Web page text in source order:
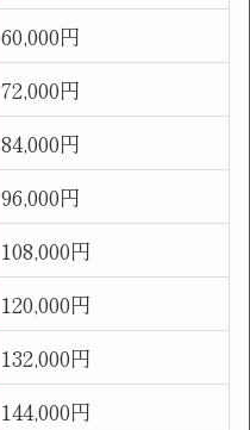
60,000円
72,000円
84,000円
96,000円
108,000円
120,000円
132,000円
144,000円